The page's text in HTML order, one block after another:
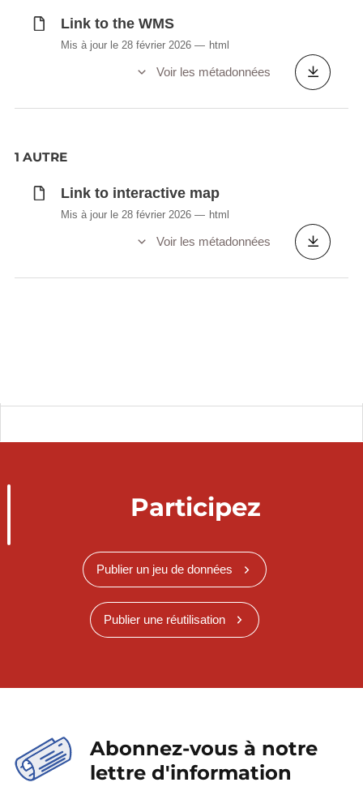
Link to the WMS
Mis à jour le 28 février 2026 html
Voir les métadonnées
1 AUTRE
Link to interactive map
Mis à jour le 28 février 2026 html
Voir les métadonnées
Participez
Publier un jeu de données
Publier une réutilisation
Abonnez-vous à notre
lettre d'information